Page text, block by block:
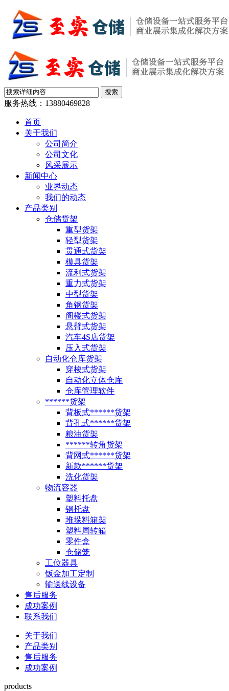
服务热线： 13880469828
首页
关于我们
公司简介
公司文化
风采展示
新闻中心
业界动态
我们的动态
产品类别
仓储货架
重型货架
轻型货架
贯通式货架
模具货架
流利式货架
重力式货架
中型货架
角钢货架
阁楼式货架
悬臂式货架
汽车4S店货架
压入式货架
自动化仓库货架
穿梭式货架
自动化立体仓库
仓库管理软件
******货架
背板式******货架
背孔式******货架
粮油货架
******转角货架
背网式******货架
新款******货架
洗化货架
物流容器
塑料托盘
钢托盘
堆垛料箱架
塑料周转箱
零件盒
仓储笼
工位器具
钣金加工定制
输送线设备
售后服务
成功案例
联系我们
关于我们
产品类别
售后服务
成功案例
products